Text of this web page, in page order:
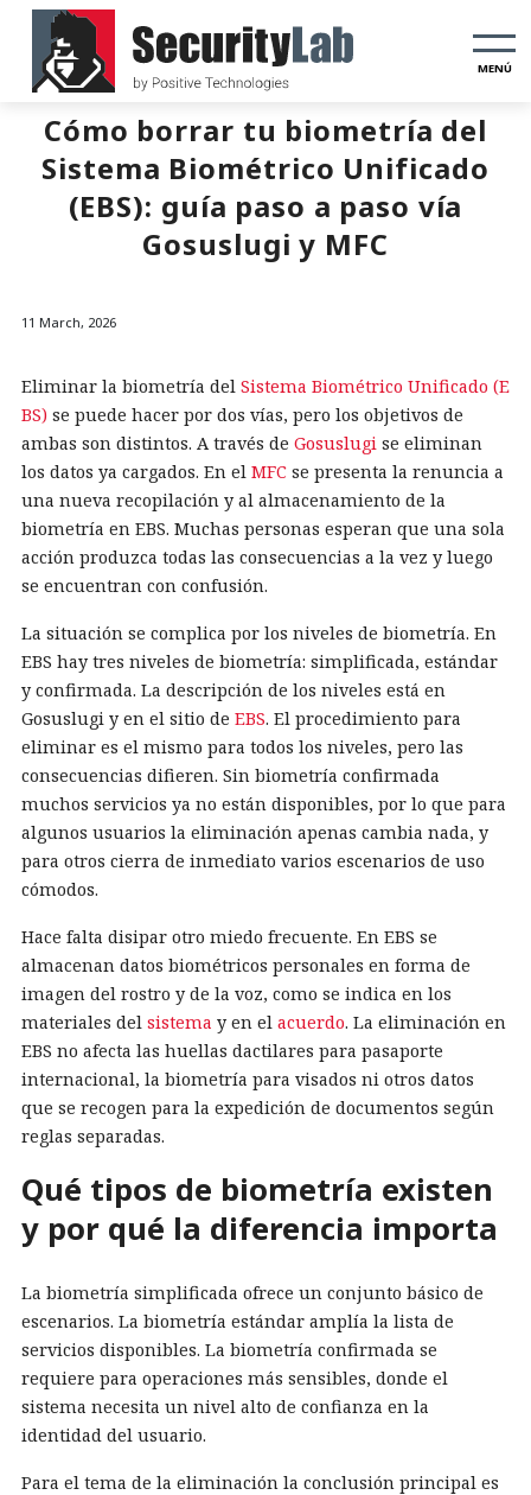
MENÚ
Cómo borrar tu biometría del
Sistema Biométrico Unificado
(EBS): guía paso a paso vía
Gosuslugi y MFC
11 March, 2026
Eliminar la biometría del Sistema Biométrico Unificado (E
BS) se puede hacer por dos vías, pero los objetivos de
ambas son distintos. A través de Gosuslugi se eliminan
los datos ya cargados. En el MFC se presenta la renuncia a
una nueva recopilación y al almacenamiento de la
biometría en EBS. Muchas personas esperan que una sola
acción produzca todas las consecuencias a la vez y luego
se encuentran con confusión.
La situación se complica por los niveles de biometría. En
EBS hay tres niveles de biometría: simplificada, estándar
y confirmada. La descripción de los niveles está en
Gosuslugi y en el sitio de EBS. El procedimiento para
eliminar es el mismo para todos los niveles, pero las
consecuencias difieren. Sin biometría confirmada
muchos servicios ya no están disponibles, por lo que para
algunos usuarios la eliminación apenas cambia nada, y
para otros cierra de inmediato varios escenarios de uso
cómodos.
Hace falta disipar otro miedo frecuente. En EBS se
almacenan datos biométricos personales en forma de
imagen del rostro y de la voz, como se indica en los
materiales del sistema y en el acuerdo. La eliminación en
EBS no afecta las huellas dactilares para pasaporte
internacional, la biometría para visados ni otros datos
que se recogen para la expedición de documentos según
reglas separadas.
Qué tipos de biometría existen
y por qué la diferencia importa
La biometría simplificada ofrece un conjunto básico de
escenarios. La biometría estándar amplía la lista de
servicios disponibles. La biometría confirmada se
requiere para operaciones más sensibles, donde el
sistema necesita un nivel alto de confianza en la
identidad del usuario.
Para el tema de la eliminación la conclusión principal es